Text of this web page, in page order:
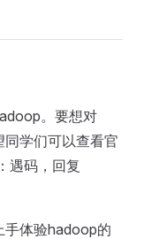
。要想对
学们可以查看官
遇码，回复
手体验hadoop的